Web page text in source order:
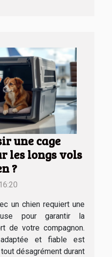
une cage
les longs vols
?
un chien requiert une
pour garantir la
de votre compagnon.
et fiable est
désagrément durant